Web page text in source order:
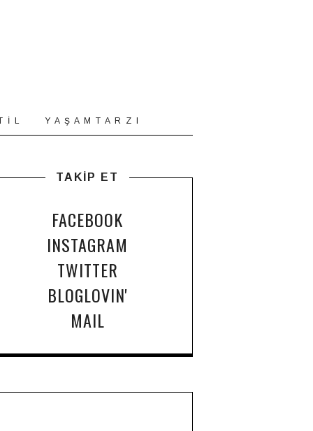
İ L Y A Ş A M T A R Z I
TAKİP ET
FACEBOOK
INSTAGRAM
TWITTER
BLOGLOVIN'
MAIL